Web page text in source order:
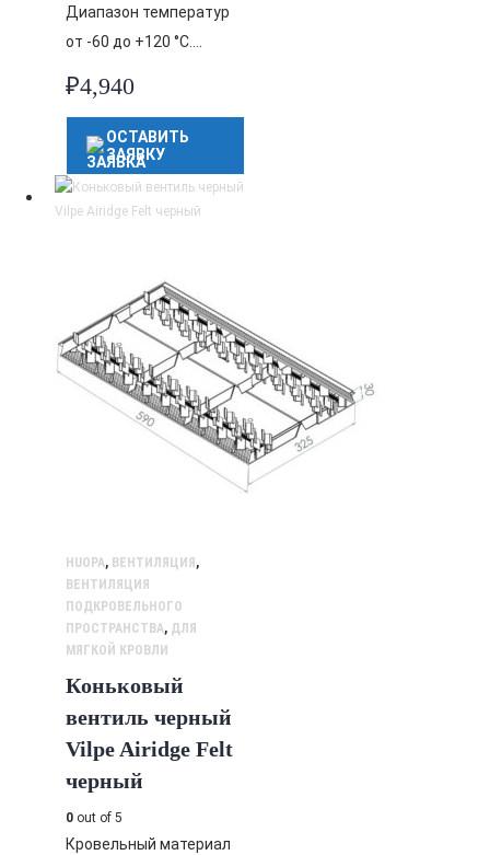
Диапазон температур
от -60 до +120 °C….
₽4,940
ОСТАВИТЬ
ЗАЯВКУ
HUOPA, ВЕНТИЛЯЦИЯ ,
ВЕНТИЛЯЦИЯ
ПОДКРОВЕЛЬНОГО
ПРОСТРАНСТВА, ДЛЯ
МЯГКОЙ КРОВЛИ
Коньковый
вентиль черный
Vilpe Airidge Felt
черный
0 out of 5
Кровельный материал